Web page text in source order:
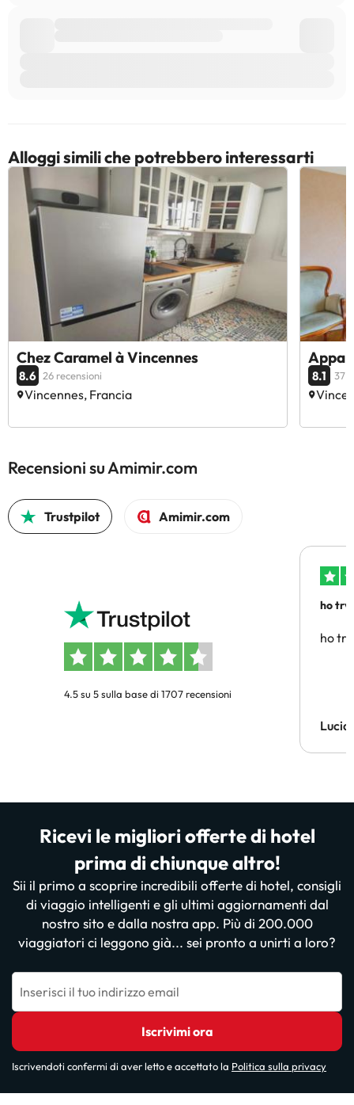
Alloggi simili che potrebbero interessarti
Chez Caramel à Vincennes
8.6 26 recensioni
Vincennes, Francia
8.1 37
Recensioni su Amimir.com
Trustpilot Amimir.com
4.5 su 5 sulla base di 1707 recensioni
ho
ho
Lucia
Ricevi le migliori offerte di hotel
prima di chiunque altro!
Sii il primo a scoprire incredibili offerte di hotel, consigli
di viaggio intelligenti e gli ultimi aggiornamenti dal
nostro sito e dalla nostra app. Più di 200.000
viaggiatori ci leggono già... sei pronto a unirti a loro?
Inserisci il tuo indirizzo email
Iscrivimi ora
Iscrivendoti confermi di aver letto e accettato la Politica sulla privacy